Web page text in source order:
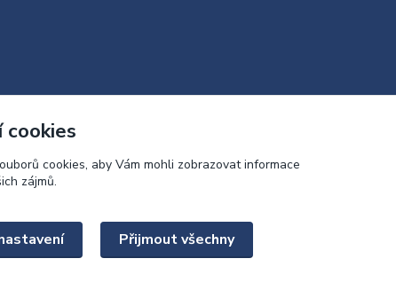
cookies
cookies, aby Vám mohli zobrazovat informace
zájmů.
Přijmout všechny